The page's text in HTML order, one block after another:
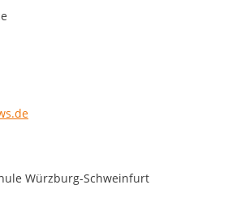
Würzburg-Schweinfurt